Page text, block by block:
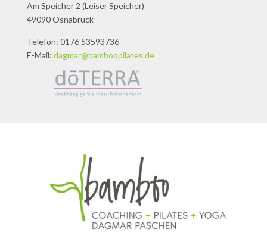
Am Speicher 2 (Leiser Speicher)
49090 Osnabrück
Telefon: 0176 53593736
E-Mail: dagmar@bamboopilates.de